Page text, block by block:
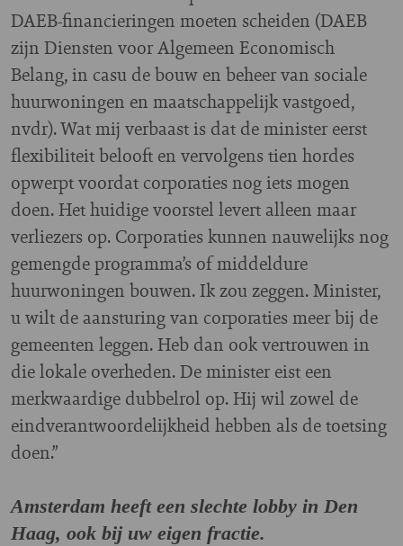
DAEB-financieringen moeten scheiden (DAEB
zijn Diensten voor Algemeen Economisch
Belang, in casu de bouw en beheer van sociale
huurwoningen en maatschappelijk vastgoed,
nvdr). Wat mij verbaast is dat de minister eerst
flexibiliteit belooft en vervolgens tien hordes
opwerpt voordat corporaties nog iets mogen
doen. Het huidige voorstel levert alleen maar
verliezers op. Corporaties kunnen nauwelijks nog
gemengde programma’s of middeldure
huurwoningen bouwen. Ik zou zeggen. Minister,
u wilt de aansturing van corporaties meer bij de
gemeenten leggen. Heb dan ook vertrouwen in
die lokale overheden. De minister eist een
merkwaardige dubbelrol op. Hij wil zowel de
eindverantwoordelijkheid hebben als de toetsing
doen.”
Amsterdam heeft een slechte lobby in Den
Haag, ook bij uw eigen fractie.